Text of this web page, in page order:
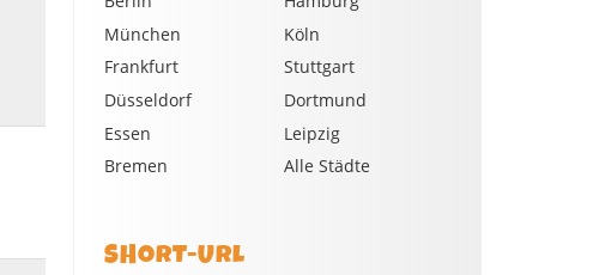
München
Köln
Frankfurt
Stuttgart
Düsseldorf
Dortmund
Essen
Leipzig
Bremen
Alle Städte
SHORT-URL